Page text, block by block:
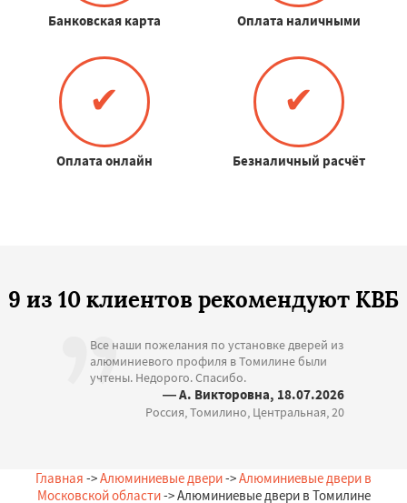
Банковская карта Оплата наличными
✔
Оплата онлайн
✔
Безналичный расчёт
9 из 10 клиентов рекомендуют КВБ
Все наши пожелания по установке дверей из
алюминиевого профиля в Томилине были
учтены. Недорого. Спасибо.
— А. Викторовна, 18.07.2026
Россия, Томилино, Центральная, 20
Главная ->Алюминиевые двери->Алюминиевые двери в
Московской области-> Алюминиевые двери в Томилине